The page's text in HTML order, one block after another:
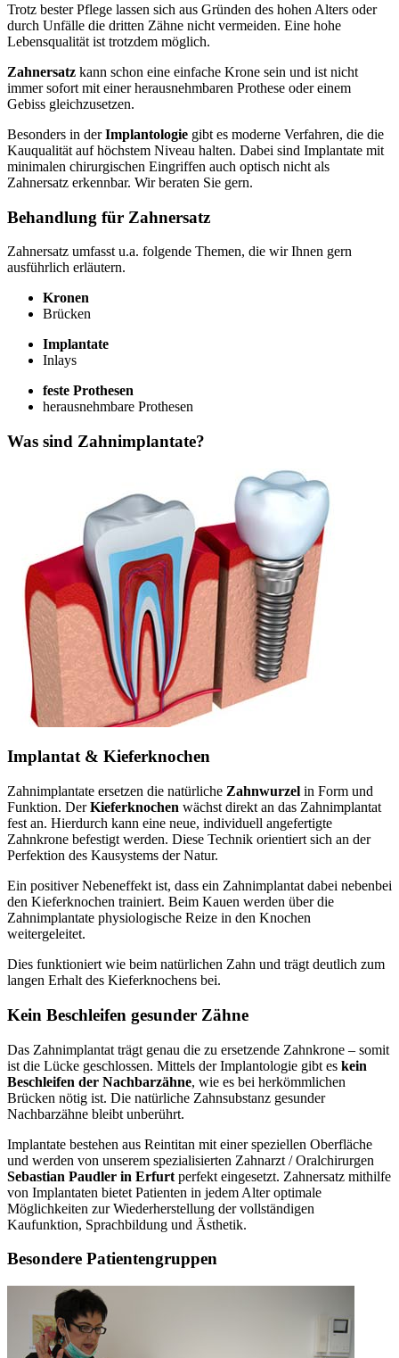
Trotz bester Pflege lassen sich aus Gründen des hohen Alters oder
durch Unfälle die dritten Zähne nicht vermeiden. Eine hohe
Lebensqualität ist trotzdem möglich.
Zahnersatz kann schon eine einfache Krone sein und ist nicht
immer sofort mit einer herausnehmbaren Prothese oder einem
Gebiss gleichzusetzen.
Besonders in derImplantologie gibt es moderne Verfahren, die die
Kauqualität auf höchstem Niveau halten. Dabei sind Implantate mit
minimalen chirurgischen Eingriffen auch optisch nicht als
Zahnersatz erkennbar. Wir beraten Sie gern.
Behandlung für Zahnersatz
Zahnersatz umfasst u.a. folgende Themen, die wir Ihnen gern
ausführlich erläutern.
Kronen
Brücken
Implantate
Inlays
feste Prothesen
herausnehmbare Prothesen
Was sind Zahnimplantate?
Implantat & Kieferknochen
Zahnimplantate ersetzen die natürliche Zahnwurzel in Form und
Funktion. DerKieferknochen wächst direkt an das Zahnimplantat
fest an. Hierdurch kann eine neue, individuell angefertigte
Zahnkrone befestigt werden. Diese Technik orientiert sich an der
Perfektion des Kausystems der Natur.
Ein positiver Nebeneffekt ist, dass ein Zahnimplantat dabei nebenbei
den Kieferknochen trainiert. Beim Kauen werden über die
Zahnimplantate physiologische Reize in den Knochen
weitergeleitet.
Dies funktioniert wie beim natürlichen Zahn und trägt deutlich zum
langen Erhalt des Kieferknochens bei.
Kein Beschleifen gesunder Zähne
Das Zahnimplantat trägt genau die zu ersetzende Zahnkrone – somit
ist die Lücke geschlossen. Mittels der Implantologie gibt es kein
Beschleifen der Nachbarzähne, wie es bei herkömmlichen
Brücken nötig ist. Die natürliche Zahnsubstanz gesunder
Nachbarzähne bleibt unberührt.
Implantate bestehen aus Reintitan mit einer speziellen Oberfläche
und werden von unserem spezialisierten Zahnarzt / Oralchirurgen
Sebastian Paudler in Erfurt perfekt eingesetzt. Zahnersatz mithilfe
von Implantaten bietet Patienten in jedem Alter optimale
Möglichkeiten zur Wiederherstellung der vollständigen
Kaufunktion, Sprachbildung und Ästhetik.
Besondere Patientengruppen